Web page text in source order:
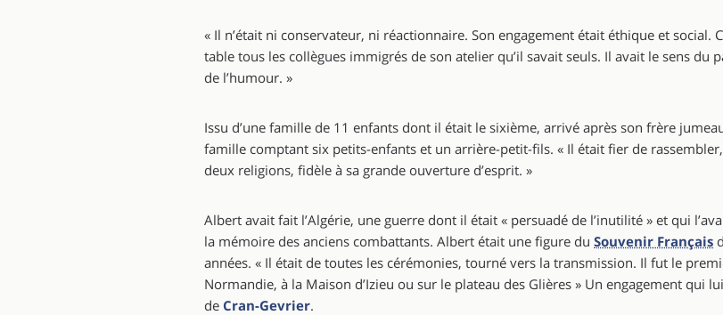
« Il n’était ni conservateur, ni réactionnaire. Son engagement était éthique et
table tous les collègues immigrés de son atelier qu’il savait seuls. Il avait le sens du
de l’humour. »
Issu d’une famille de 11 enfants dont il était le sixième, arrivé après son frère
famille comptant six petits-enfants et un arrière-petit-fils. « Il était fier de
deux religions, fidèle à sa grande ouverture d’esprit. »
Albert avait fait l’Algérie, une guerre dont il était « persuadé de l’inutilité » et qui
la mémoire des anciens combattants. Albert était une figure du Souvenir Français
années. « Il était de toutes les cérémonies, tourné vers la transmission. Il fut le
Normandie, à la Maison d’Izieu ou sur le plateau des Glières » Un engagement qui
de Cran-Gevrier.